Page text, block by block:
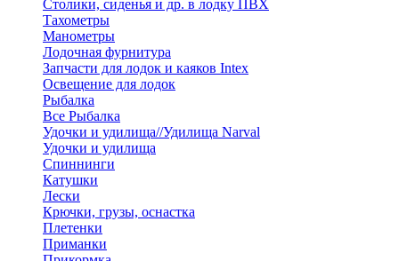
Столики, сиденья и др. в лодку ПВХ
Тахометры
Манометры
Лодочная фурнитура
Запчасти для лодок и каяков Intex
Освещение для лодок
Рыбалка
Все Рыбалка
Удочки и удилища//Удилища Narval
Удочки и удилища
Спиннинги
Катушки
Лески
Крючки, грузы, оснастка
Плетенки
Приманки